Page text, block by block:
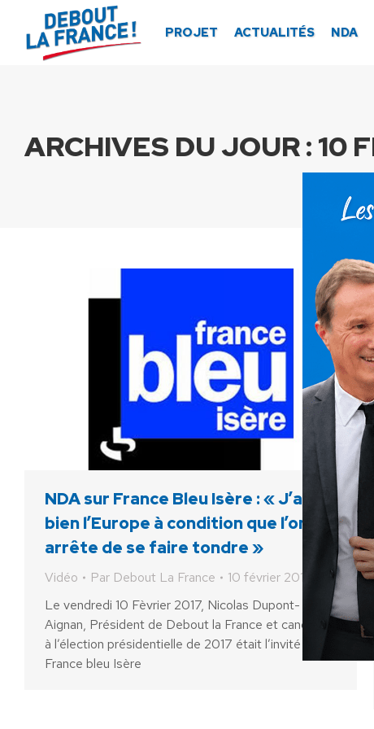
PROJET ACTUALITÉS NDA
ARCHIVES DU JOUR : 10
NDA sur France Bleu Isère : « J’aime
bien l’Europe à condition que l’on
arrête de se faire tondre »
Vidéo Par Debout La France
10 février 2017
Le vendredi 10 Fèvrier 2017, Nicolas Dupont-
Aignan, Président de Debout la France et candidat
à l’élection présidentielle de 2017 était l’invité de
France bleu Isère
Panneau de gestion des cookies